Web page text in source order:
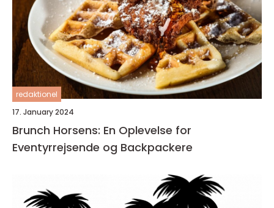
redaktionel
17. January 2024
Brunch Horsens: En Oplevelse for
Eventyrrejsende og Backpackere